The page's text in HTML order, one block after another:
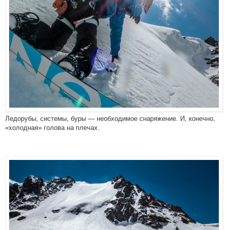
Ледорубы, системы, буры — необходимое снаряжение. И, конечно,
«холодная» голова на плечах.